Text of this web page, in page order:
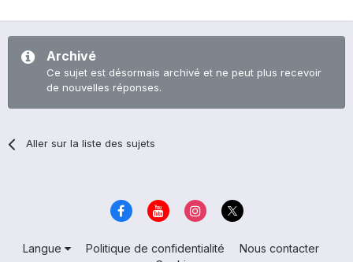
Archivé
Ce sujet est désormais archivé et ne peut plus recevoir
de nouvelles réponses.
Aller sur la liste des sujets
Langue Politique de confidentialité
Nous contacter